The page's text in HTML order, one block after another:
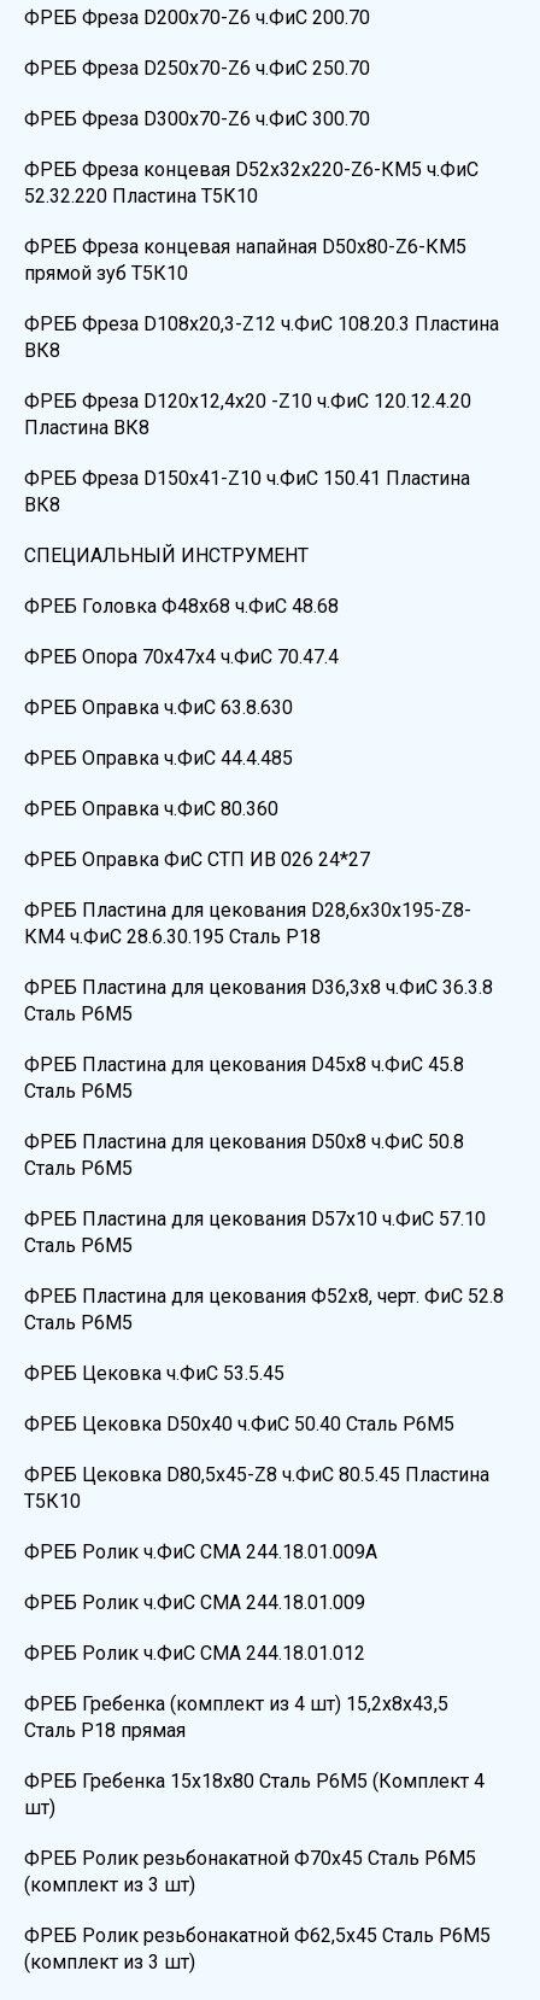
ФРЕБ Фреза D200х70-Z6 ч.ФиС 200.70
ФРЕБ Фреза D250х70-Z6 ч.ФиС 250.70
ФРЕБ Фреза D300х70-Z6 ч.ФиС 300.70
ФРЕБ Фреза концевая D52х32х220-Z6-КМ5 ч.ФиС
52.32.220 Пластина Т5К10
ФРЕБ Фреза концевая напайная D50х80-Z6-КМ5
прямой зуб Т5К10
ФРЕБ Фреза D108х20,3-Z12 ч.ФиС 108.20.3 Пластина
ВК8
ФРЕБ Фреза D120х12,4х20 -Z10 ч.ФиС 120.12.4.20
Пластина ВК8
ФРЕБ Фреза D150х41-Z10 ч.ФиС 150.41 Пластина
ВК8
СПЕЦИАЛЬНЫЙ ИНСТРУМЕНТ
ФРЕБ Головка Ф48х68 ч.ФиС 48.68
ФРЕБ Опора 70х47х4 ч.ФиС 70.47.4
ФРЕБ Оправка ч.ФиС 63.8.630
ФРЕБ Оправка ч.ФиС 44.4.485
ФРЕБ Оправка ч.ФиС 80.360
ФРЕБ Оправка ФиС СТП ИВ 026 24*27
ФРЕБ Пластина для цекования D28,6х30х195-Z8-
КМ4 ч.ФиС 28.6.30.195 Сталь Р18
ФРЕБ Пластина для цекования D36,3х8 ч.ФиС 36.3.8
Сталь Р6М5
ФРЕБ Пластина для цекования D45х8 ч.ФиС 45.8
Сталь Р6М5
ФРЕБ Пластина для цекования D50х8 ч.ФиС 50.8
Сталь Р6М5
ФРЕБ Пластина для цекования D57х10 ч.ФиС 57.10
Сталь Р6М5
ФРЕБ Пластина для цекования Ф52х8, черт. ФиС 52.8
Сталь Р6М5
ФРЕБ Цековка ч.ФиС 53.5.45
ФРЕБ Цековка D50х40 ч.ФиС 50.40 Сталь Р6М5
ФРЕБ Цековка D80,5х45-Z8 ч.ФиС 80.5.45 Пластина
Т5К10
ФРЕБ Ролик ч.ФиС СМА 244.18.01.009А
ФРЕБ Ролик ч.ФиС СМА 244.18.01.009
ФРЕБ Ролик ч.ФиС СМА 244.18.01.012
ФРЕБ Гребенка (комплект из 4 шт) 15,2х8х43,5
Сталь Р18 прямая
ФРЕБ Гребенка 15х18х80 Сталь Р6М5 (Комплект 4
шт)
ФРЕБ Ролик резьбонакатной Ф70х45 Сталь Р6М5
(комплект из 3 шт)
ФРЕБ Ролик резьбонакатной Ф62,5х45 Сталь Р6М5
(комплект из 3 шт)